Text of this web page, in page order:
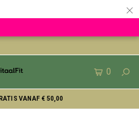
×
0
VANAF € 50,00